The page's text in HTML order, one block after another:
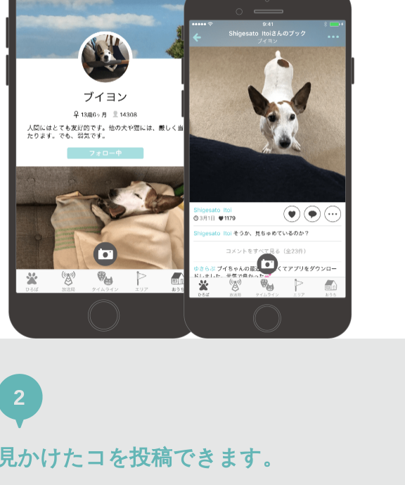
2
見かけたコを投稿できます。